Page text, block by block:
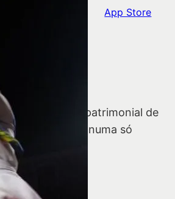
App Store
a riqueza patrimonial de
do Heroísmo numa só
Angrosfera